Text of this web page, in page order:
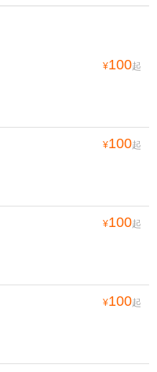
¥100起
¥100起
¥100起
¥100起